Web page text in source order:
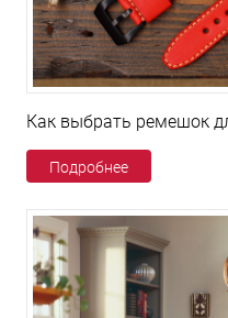
Как выбрать ремешок
Подробнее